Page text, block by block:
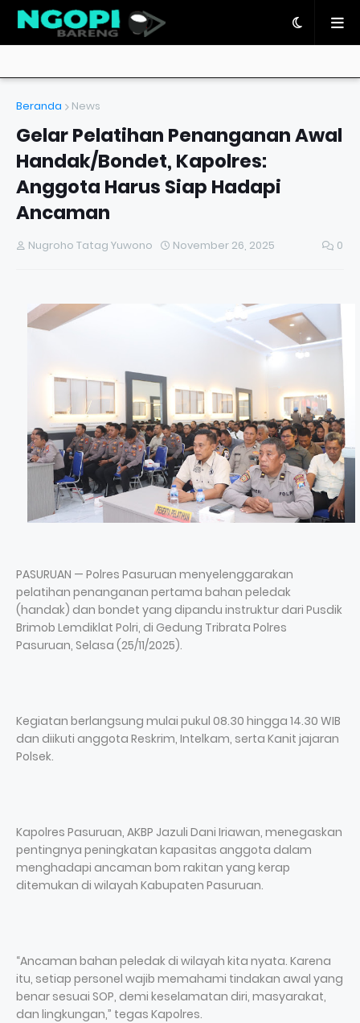
Beranda News
Gelar Pelatihan Penanganan Awal
Handak/Bondet, Kapolres:
Anggota Harus Siap Hadapi
Ancaman
Nugroho Tatag Yuwono November 26, 2025 0
PASURUAN — Polres Pasuruan menyelenggarakan
pelatihan penanganan pertama bahan peledak
(handak) dan bondet yang dipandu instruktur dari Pusdik
Brimob Lemdiklat Polri, di Gedung Tribrata Polres
Pasuruan, Selasa (25/11/2025).
Kegiatan berlangsung mulai pukul 08.30 hingga 14.30 WIB
dan diikuti anggota Reskrim, Intelkam, serta Kanit jajaran
Polsek.
Kapolres Pasuruan, AKBP Jazuli Dani Iriawan, menegaskan
pentingnya peningkatan kapasitas anggota dalam
menghadapi ancaman bom rakitan yang kerap
ditemukan di wilayah Kabupaten Pasuruan.
“Ancaman bahan peledak di wilayah kita nyata. Karena
itu, setiap personel wajib memahami tindakan awal yang
benar sesuai SOP, demi keselamatan diri, masyarakat,
dan lingkungan,” tegas Kapolres.